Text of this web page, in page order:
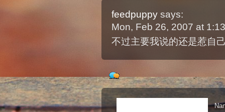
feedpuppy says:
Mon, Feb 26, 2007 at
不过主要我说的还是惹自